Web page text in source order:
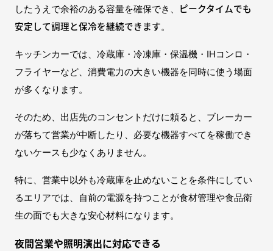
したうえで余裕のある容量を確保でき、
ピークタイムでも
安定して調理と保冷を継続できます。
キッチンカーでは、冷蔵庫・冷凍庫・保温機・IHコンロ・
フライヤーなど、消費電力の大きい機器を同時に使う場面
が多くなります。
そのため、出店先のコンセントだけに頼ると、ブレーカー
が落ちて営業が中断したり、必要な機器すべてを稼働でき
ないケースも少なくありません。
特に、営業中以外も冷蔵庫を止めないことを条件にしてい
るエリアでは、自前の電源を持つことが食材管理や食品衛
生の面でも大きな安心材料になります。
夜間営業や照明演出に対応できる